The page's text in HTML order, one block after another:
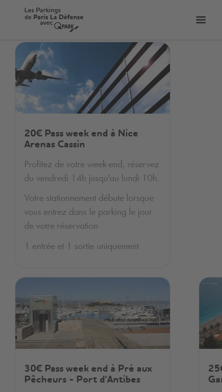
20€ Pass week end à Nice
Arenas Cassin
Profitez de votre week-end, réservez
du vendredi 14h jusqu'au lundi 10h.
Votre stationnement débute lorsque
vous entrez dans le parking le jour
de votre réservation
1 entrée et 1 sortie uniquement
30€ Pass week end à Pré aux
Pêcheurs - Port d'Antibes